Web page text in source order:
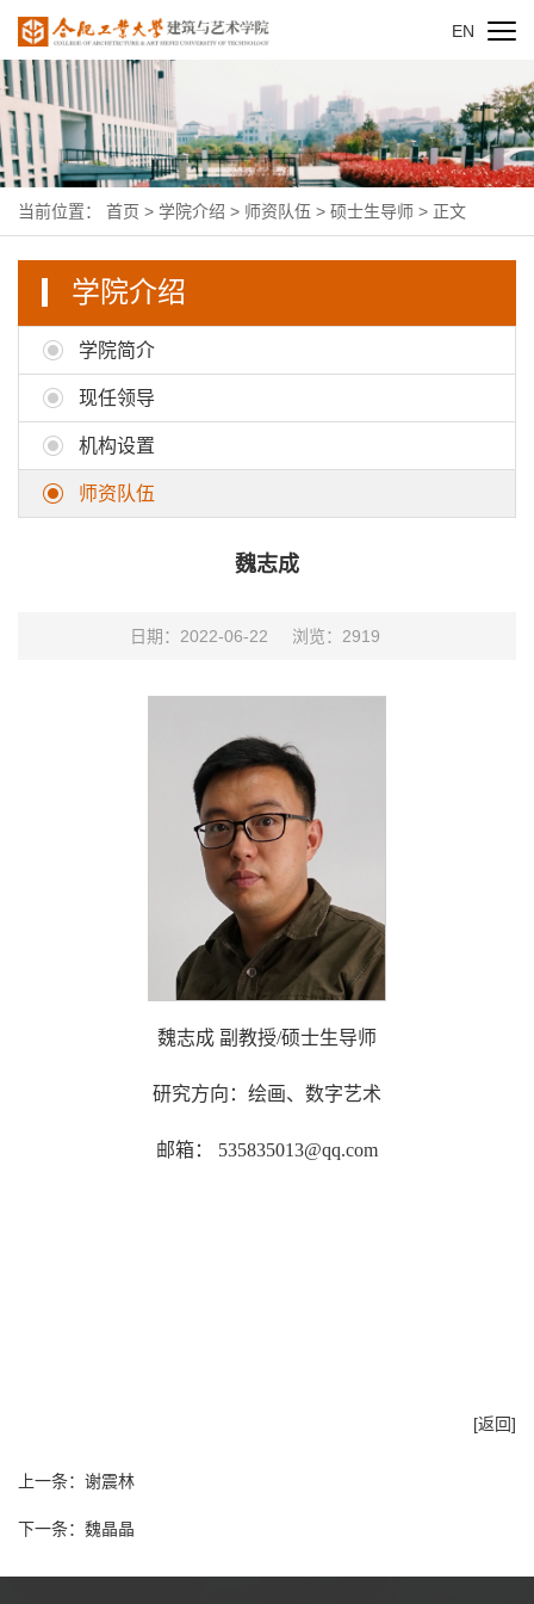
EN
当前位置： 首页 > 学院介绍 > 师资队伍 > 硕士生导师 > 正文
学院介绍
学院简介
现任领导
机构设置
师资队伍
魏志成
日期：2022-06-22 浏览： 2919
魏志成 副教授/硕士生导师
研究方向：绘画、数字艺术
邮箱： 535835013@qq.com
[返回]
上一条： 谢震林
下一条： 魏晶晶